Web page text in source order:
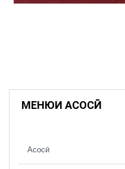
МЕНЮИ АСОСӢ
Асосӣ